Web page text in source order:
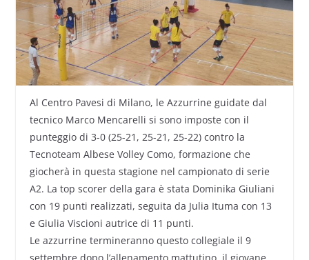
Al Centro Pavesi di Milano, le Azzurrine guidate dal
tecnico Marco Mencarelli si sono imposte con il
punteggio di 3-0 (25-21, 25-21, 25-22) contro la
Tecnoteam Albese Volley Como, formazione che
giocherà in questa stagione nel campionato di serie
A2. La top scorer della gara è stata Dominika Giuliani
con 19 punti realizzati, seguita da Julia Ituma con 13
e Giulia Viscioni autrice di 11 punti.
Le azzurrine termineranno questo collegiale il 9